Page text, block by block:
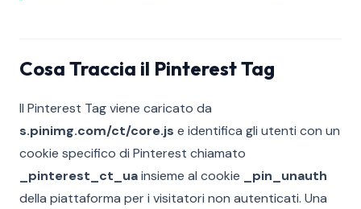
Cosa Traccia il Pinterest Tag
Il Pinterest Tag viene caricato da
s.pinimg.com/ct/core.js e identifica gli utenti con un
cookie specifico di Pinterest chiamato
_pinterest_ct_uainsieme al cookie
_pin_unauth
della piattaforma per i visitatori non autenticati. Una